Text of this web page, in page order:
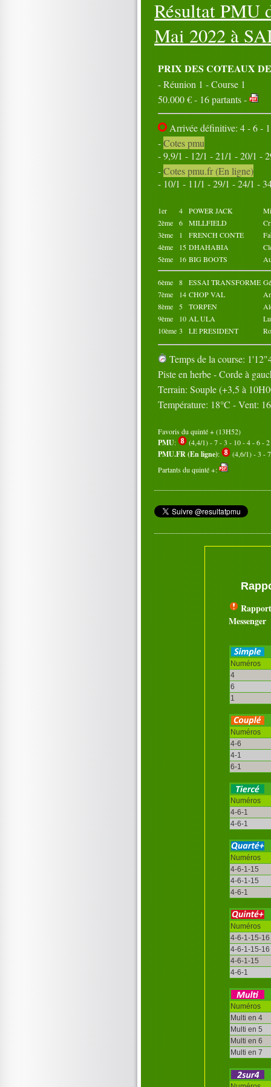
21
22 23 24
25
31
01
02 03 04
05
11
12 13 14
16
17 18 19
20
21
22 23 24
25
26
28
31
Résultat PMU
Mai 2022 à
PRIX DES COTEAUX
- Réunion 1 - Course 1
50.000 € - 16 partants -
Arrivée définitive: 4 - 6 -
-Cotes pmu
- 9,9/1 - 12/1 - 21/1 - 20/1 -
-Cotes pmu.fr (En ligne)
- 10/1 - 11/1 - 29/1 - 24/1 -
1er 4 POWER JACK
2ème
6 MILLFIELD
3ème
1 FRENCH CONTE
4ème
15 DHAHABIA
5ème
16 BIG BOOTS
6ème 8 ESSAI TRANSFORME
7ème
14 CHOP VAL
8ème
5 TORPEN
9ème
10 AL ULA
10ème 3 LE PRESIDENT
Temps de la course:
Piste en herbe - Corde à
Terrain: Souple (+3,5 à
Température: 18°C - Vent:
Favoris du quinté + (13H52)
PMU: (4,4/1) - 7 - 3 - 10 - 4 - 6 -
PMU.FR (En ligne):
(4,6/1) - 3 -
Partants du quinté +:
Messenger
Numéros
4
6
1
Numéros
4-6
4-1
6-1
Numéros
4-6-1
4-6-1
Numéros
4-6-1-15
4-6-1-15
4-6-1
Numéros
4-6-1-15-16
4-6-1-15-16
4-6-1-15
4-6-1
Numéros
Multi en 4
Multi en 5
Multi en 6
Multi en 7